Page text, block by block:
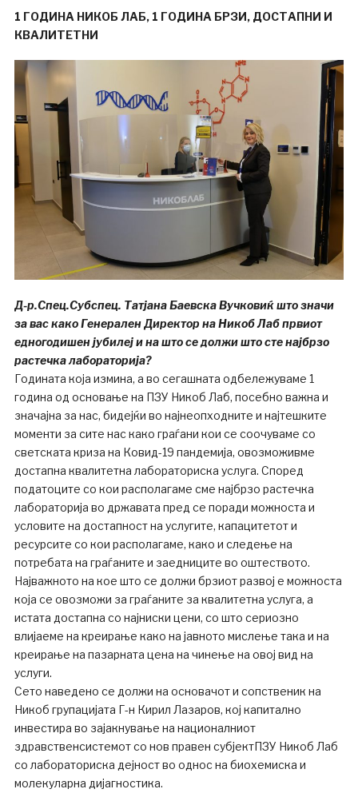
1 ГОДИНА НИКОБ ЛАБ, 1 ГОДИНА БРЗИ, ДОСТАПНИ И
КВАЛИТЕТНИ
Д-р.Спец.Субспец. Татјана Баевска Вучковиќ што значи
за вас како Генерален Директор на Никоб Лаб првиот
едногодишен јубилеј и на што се должи што сте најбрзо
растечка лабораторија?
Годината која измина, а во сегашната одбележуваме 1
година од основање на ПЗУ Никоб Лаб, посебно важна и
значајна за нас, бидејќи во најнеопходните и најтешките
моменти за сите нас како граѓани кои се соочуваме со
светската криза на Ковид-19 пандемија, овозможивме
достапна квалитетна лабораториска услуга. Според
податоците со кои располагаме сме најбрзо растечка
лабораторија во државата пред се поради можноста и
условите на достапност на услугите, капацитетот и
ресурсите со кои располагаме, како и следење на
потребата на граѓаните и заедниците во оштеството.
Најважното на кое што се должи брзиот развој е можноста
која се овозможи за граѓаните за квалитетна услуга, а
истата достапна со најниски цени, со што сериозно
влијаеме на креирање како на јавното мислење така и на
креирање на пазарната цена на чинење на овој вид на
услуги.
Сето наведено се должи на основачот и сопственик на
Никоб групацијата Г-н Кирил Лазаров, кој капитално
инвестира во зајакнување на националниот
здравственсистемот со нов правен субјектПЗУ Никоб Лаб
со лабораториска дејност во однос на биохемиска и
молекуларна дијагностика.